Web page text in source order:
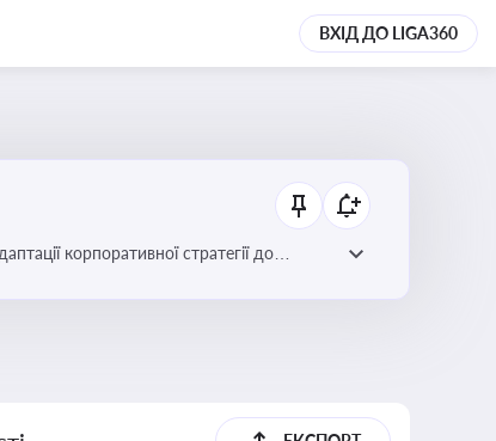
ВХІД ДО LIGA360
корпоративної стратегії до